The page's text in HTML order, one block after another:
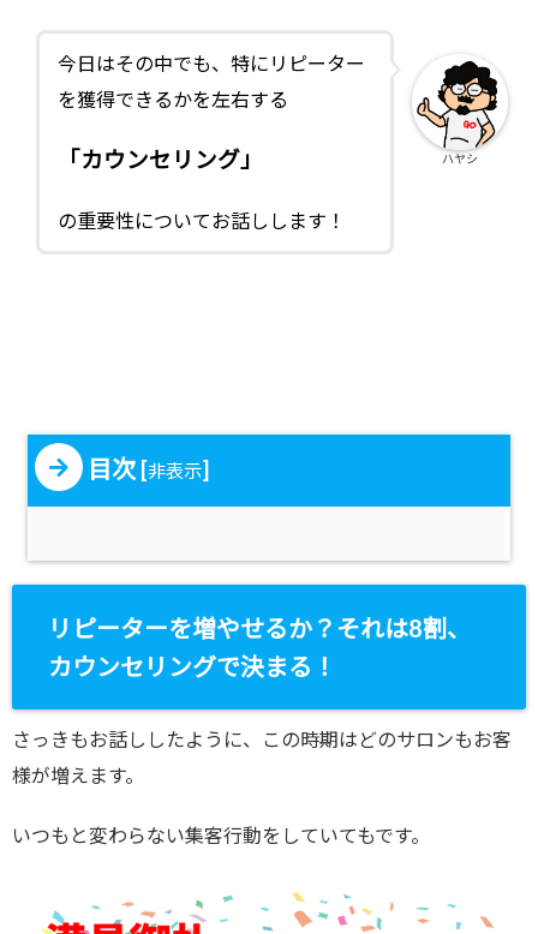
今日はその中でも、特にリピーター
を獲得できるかを左右する
「カウンセリング」
の重要性についてお話しします！
ハヤシ
目次 [非表示]
リピーターを増やせるか？それは8割、
カウンセリングで決まる！
さっきもお話ししたように、この時期はどのサロンもお客
様が増えます。
いつもと変わらない集客行動をしていてもです。